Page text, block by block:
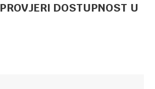
PROVJERI DOSTUPNOST U
OSTALO 42,20